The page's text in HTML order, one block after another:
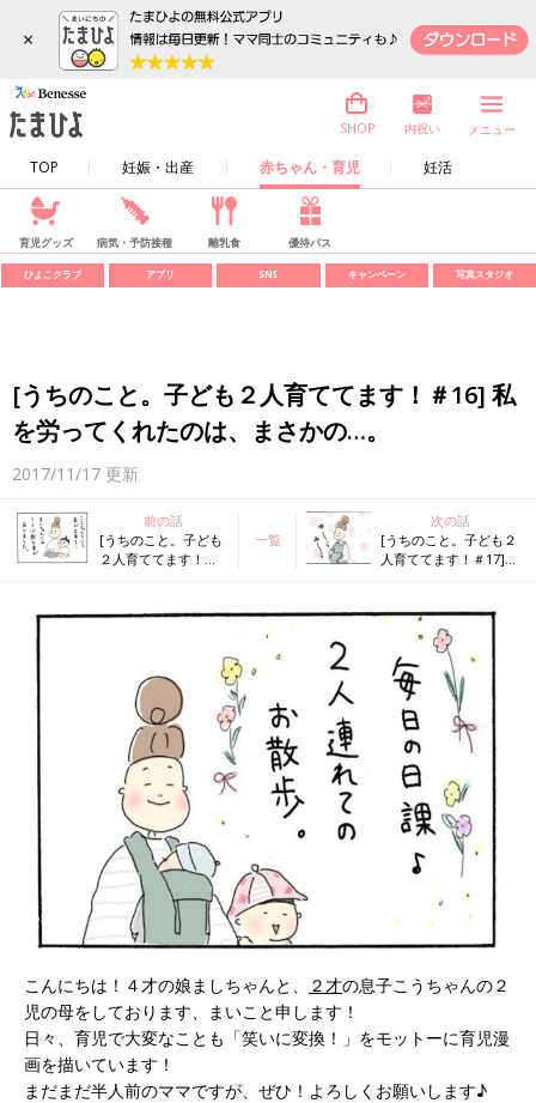
×
TOP 妊娠・出産 赤ちゃん・育児 妊活
SHOP 内祝い メニュー
育児グッズ 病気・予防接種 離乳食 優待パス
ひよこクラブ アプリ SNS キャンペーン 写真スタジオ
[うちのこと。子ども２人育ててます！＃16] 私
を労ってくれたのは、まさかの…。
2017/11/17 更新
前の話
[うちのこと。子ども
２人育ててます！＃
一覧
次の話
[うちのこと。子ども２
人育ててます！＃17]
こんにちは！４才の娘ましちゃんと、 ２才の息子こうちゃんの２
児の母をしております、まいこと申します！
日々、育児で大変なことも「笑いに変換！」をモットーに育児漫
画を描いています！
まだまだ半人前のママですが、ぜひ！よろしくお願いします♪